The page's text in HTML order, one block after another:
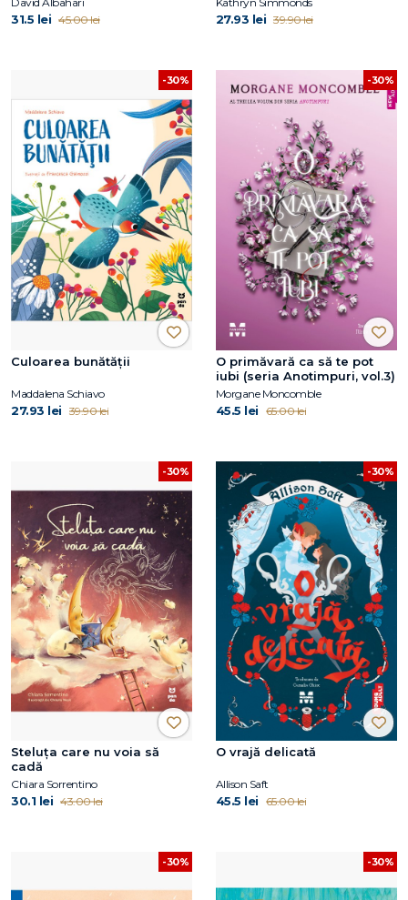
31.5 lei 45.00 lei 27.93 lei 39.90 lei
-30%
Culoarea bunătății
Maddalena Schiavo
27.93 lei 39.90 lei
-30%
O primăvară ca să te pot
iubi (seria Anotimpuri, vol.3)
Morgane Moncomble
45.5 lei 65.00 lei
-30%
Steluța care nu voia să
cadă
Chiara Sorrentino
30.1 lei 43.00 lei
-30%
O vrajă delicată
Allison Saft
45.5 lei 65.00 lei
-30% -30%